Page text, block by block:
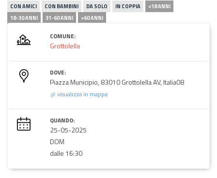
CON AMICI CON BAMBINI DA SOLO IN COPPIA
<18 ANNI
18-30 ANNI
31-60 ANNI >60 ANNI
COMUNE:
Grottolella
DOVE:
Piazza Municipio, 83010 Grottolella AV, Italia08
visualizza in mappa
QUANDO:
25-05-2025
DOM
dalle 16:30